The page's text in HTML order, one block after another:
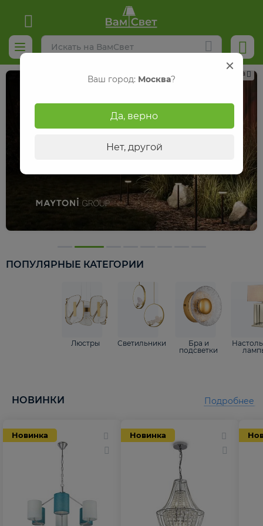
Реклама
ПОПУЛЯРНЫЕ КАТЕГОРИИ
Люстры Светильники
Бра и
подсветки
НОВИНКИ
Новинка Новинка
Подробнее
Ваш город: Москва?
Да, верно
Нет, другой